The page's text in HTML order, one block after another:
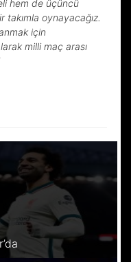
hem de üçüncü
oynayacağız.
için
milli maç arası